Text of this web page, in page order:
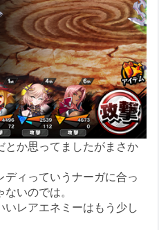
とか思ってましたがまさか
ィっていうナーガに合っ
いのでは。
レアエネミーはもう少し